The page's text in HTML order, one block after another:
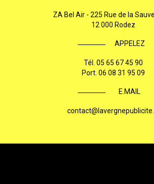
ZA Bel Air - 225 Rue de la
12 000 Rodez
APPELEZ
Tél. 05 65 67 45 90
Port. 06 08 31 95 09
E.MAIL